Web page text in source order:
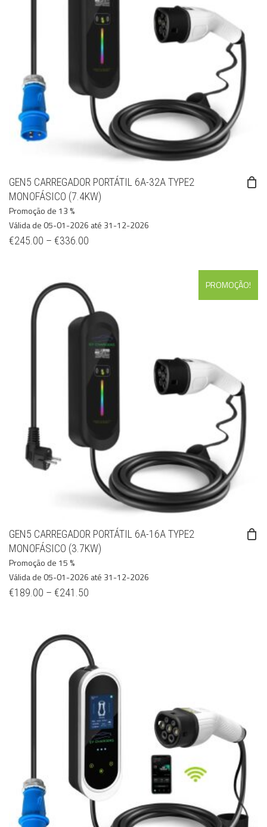
GEN5 CARREGADOR PORTÁTIL 6A-32A TYPE2
MONOFÁSICO (7.4KW)
Promoção de 13 %
Válida de 05-01-2026 até 31-12-2026
€245.00 – €336.00
PROMOÇÃO!
GEN5 CARREGADOR PORTÁTIL 6A-16A TYPE2
MONOFÁSICO (3.7KW)
Promoção de 15 %
Válida de 05-01-2026 até 31-12-2026
€189.00 – €241.50